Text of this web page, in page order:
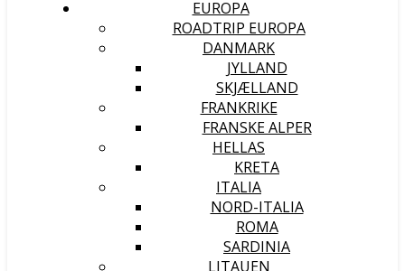
EUROPA
ROADTRIP EUROPA
DANMARK
JYLLAND
SKJÆLLAND
FRANKRIKE
FRANSKE ALPER
HELLAS
KRETA
ITALIA
NORD-ITALIA
ROMA
SARDINIA
LITAUEN